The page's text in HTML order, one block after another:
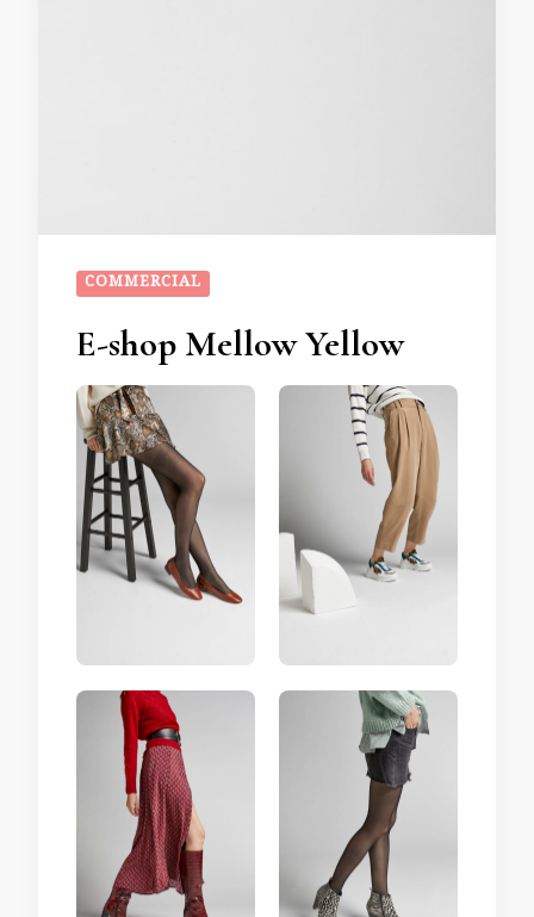
COMMERCIAL
E-shop Mellow Yellow